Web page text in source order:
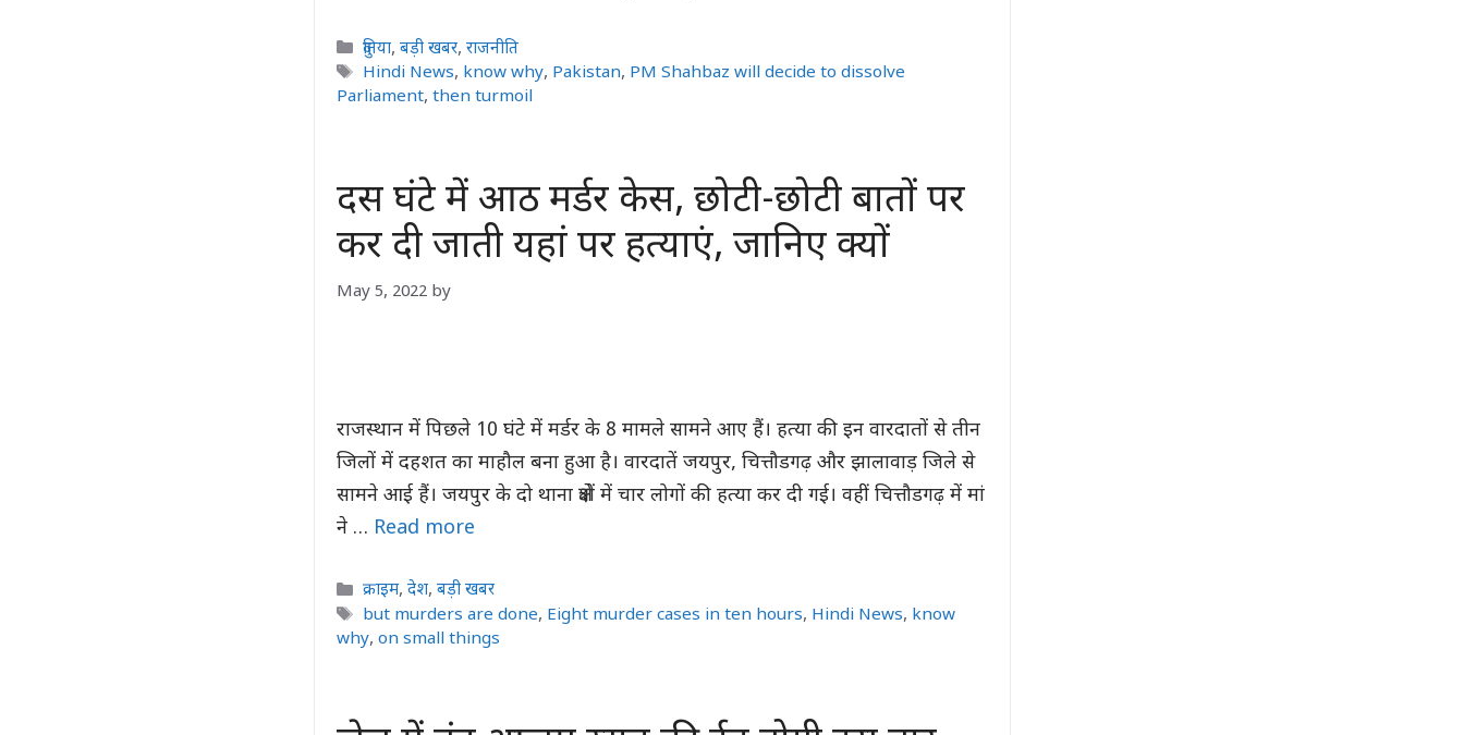
Categories
दुनिया,बड़ी खबर,राजनीति
Tags
Hindi News, know why, Pakistan, PM Shahbaz will decide to dissolve
Parliament, then turmoil
दस घंटे में आठ मर्डर केस, छोटी-छोटी बातों पर
कर दी जाती यहां पर हत्याएं, जानिए क्यों
May 5, 2022 by
राजस्थान में पिछले 10 घंटे में मर्डर के 8 मामले सामने आए हैं। हत्या की इन वारदातों से तीन
जिलों में दहशत का माहौल बना हुआ है। वारदातें जयपुर, चित्तौडगढ़ और झालावाड़ जिले से
सामने आई हैं। जयपुर के दो थाना क्षेत्रों में चार लोगों की हत्या कर दी गई। वहीं चित्तौडगढ़ में मां
ने … Read more
Categories
क्राइम,देश,बड़ी खबर
Tags
but murders are done, Eight murder cases in ten hours, Hindi News, know
why, on small things